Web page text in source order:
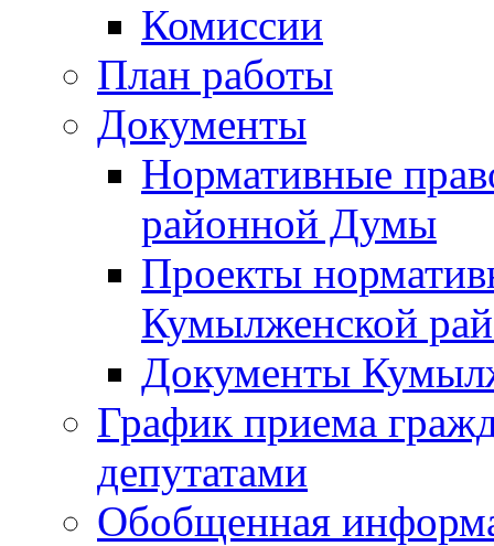
Комиссии
План работы
Документы
Нормативные
районной Думы
Проекты
Кумылженской
Документы
График приема
депутатами
Обобщенная